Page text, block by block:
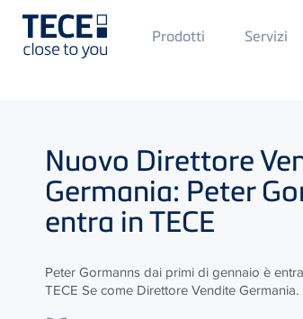
Main
Menü
Prodotti Servizi
Nuovo Direttore
Germania: Peter
entra inTECE
Peter Gormanns dai primi di gennaio è
TECE Se come Direttore Vendite Germania.